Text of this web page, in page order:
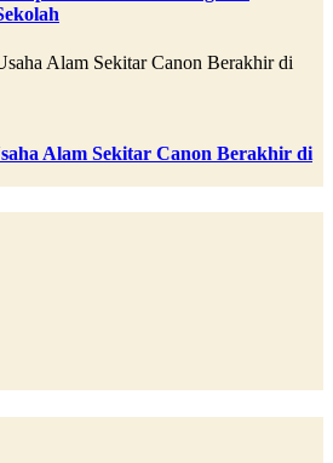
Alam Sekitar Canon Berakhir di